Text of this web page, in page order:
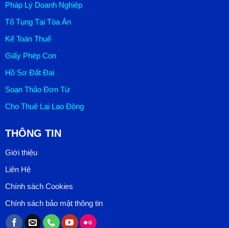
Pháp Lý Doanh Nghiệp
Tố Tụng Tại Tòa Án
Kế Toán Thuế
Giấy Phép Con
Hồ Sơ Đất Đai
Soạn Thảo Đơn Từ
Cho Thuê Lại Lao Động
THÔNG TIN
Giới thiệu
Liên Hệ
Chính sách Cookies
Chính sách bảo mật thông tin